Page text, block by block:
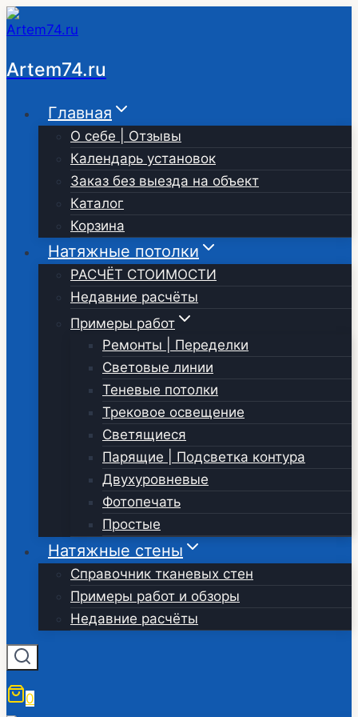
Перейти
к
содержимому
Artem74.ru
Главная
О себе | Отзывы
Календарь установок
Заказ без выезда на объект
Каталог
Корзина
Натяжные потолки
РАСЧЁТ СТОИМОСТИ
Недавние расчёты
Примеры работ
Ремонты | Переделки
Световые линии
Теневые потолки
Трековое освещение
Светящиеся
Парящие | Подсветка контура
Двухуровневые
Фотопечать
Простые
Натяжные стены
Справочник тканевых стен
Примеры работ и обзоры
Недавние расчёты
0